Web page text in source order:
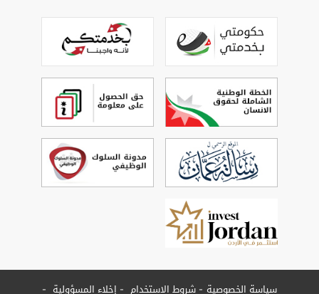
سياسة الخصوصية شروط الاستخدام إخلاء المسؤولية